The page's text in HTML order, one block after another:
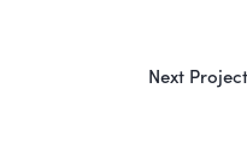
Next Project